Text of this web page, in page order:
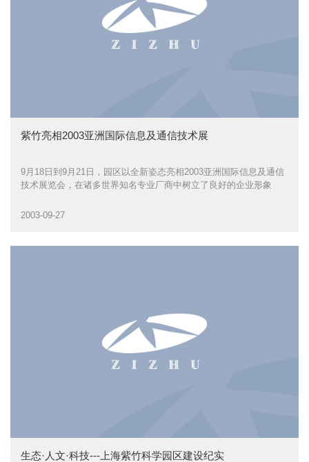
紫竹亮相2003亚洲国际信息及通信技术展
9月18日到9月21日，园区以全新姿态亮相2003亚洲国际信息及通信
技术展览会，在诸多世界知名专业厂商中树立了良好的企业形象
2003-09-27
生态·人文·科技---上海紫竹科学园区建设纪实